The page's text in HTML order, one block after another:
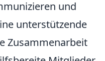
und
unterstützende
Zusammenarbeit